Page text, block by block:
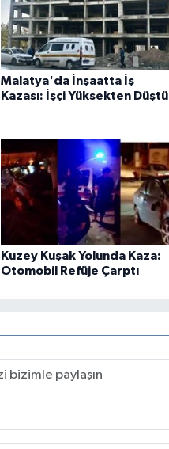
Malatya'da İnşaatta İş
Kazası: İşçi Yüksekten Düştü
Kuzey Kuşak Yolunda Kaza:
Otomobil Refüje Çarptı